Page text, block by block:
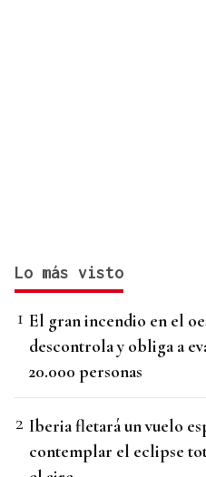
Lo más visto
El gran incendio en el
descontrola y obliga a
20.000 personas
Iberia fletará un vuelo
contemplar el eclipse